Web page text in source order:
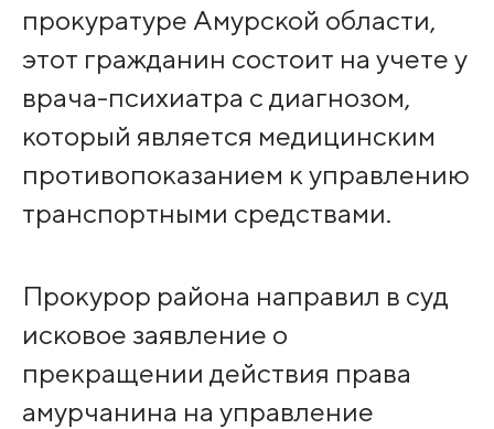
прокуратуре Амурской области,
этот гражданин состоит на учете у
врача-психиатра с диагнозом,
который является медицинским
противопоказанием к управлению
транспортными средствами.
Прокурор района направил в суд
исковое заявление о
прекращении действия права
амурчанина на управление